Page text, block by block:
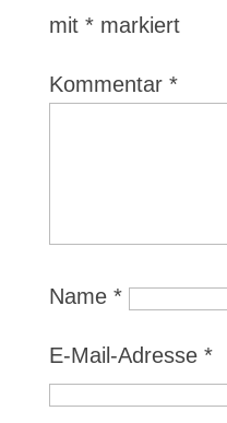
mit *markiert
Kommentar *
Name *
E-Mail-Adresse *